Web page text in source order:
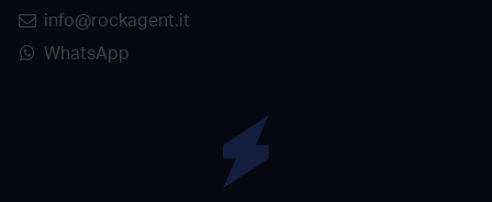
info@rockagent.it
WhatsApp